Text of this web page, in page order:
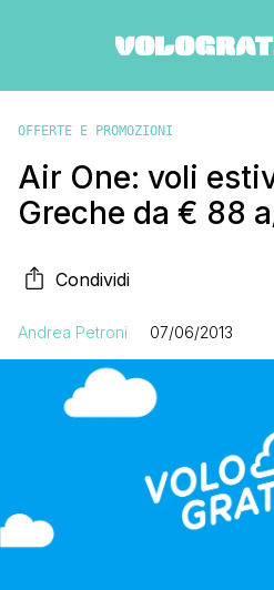
OFFERTE E PROMOZIONI
Air One: voli
Greche da € 88
Condividi
Andrea Petroni 07/06/2013